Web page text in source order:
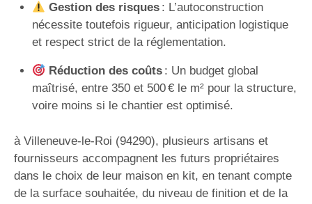
Gestion des risques: L’autoconstruction
nécessite toutefois rigueur, anticipation logistique
et respect strict de la réglementation.
Réduction des coûts: Un budget global
maîtrisé, entre 350 et 500 € le m² pour la structure,
voire moins si le chantier est optimisé.
à Villeneuve-le-Roi (94290), plusieurs artisans et
fournisseurs accompagnent les futurs propriétaires
dans le choix de leur maison en kit, en tenant compte
de la surface souhaitée, du niveau de finition et de la